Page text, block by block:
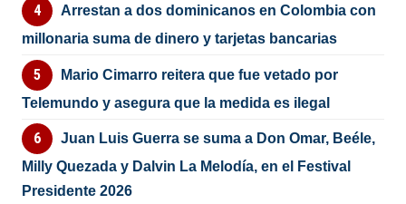
Arrestan a dos dominicanos en Colombia con
millonaria suma de dinero y tarjetas bancarias
Mario Cimarro reitera que fue vetado por
Telemundo y asegura que la medida es ilegal
Juan Luis Guerra se suma a Don Omar, Beéle,
Milly Quezada y Dalvin La Melodía, en el Festival
Presidente 2026